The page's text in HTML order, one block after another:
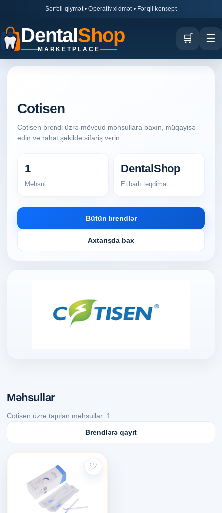
Sərfəli qiymət • Operativ xidmət • Fərqli konsept
DentalShop
MARKETPLACE
🛒 ☰
Cotisen
Cotisen brendi üzrə mövcud məhsullara baxın, müqayisə
edin və rahat şəkildə sifariş verin.
1
Məhsul
DentalShop
Etibarlı təqdimat
Bütün brendlər
Axtarışda bax
Məhsullar
Cotisen üzrə tapılan məhsullar: 1
Brendlərə qayıt
♡